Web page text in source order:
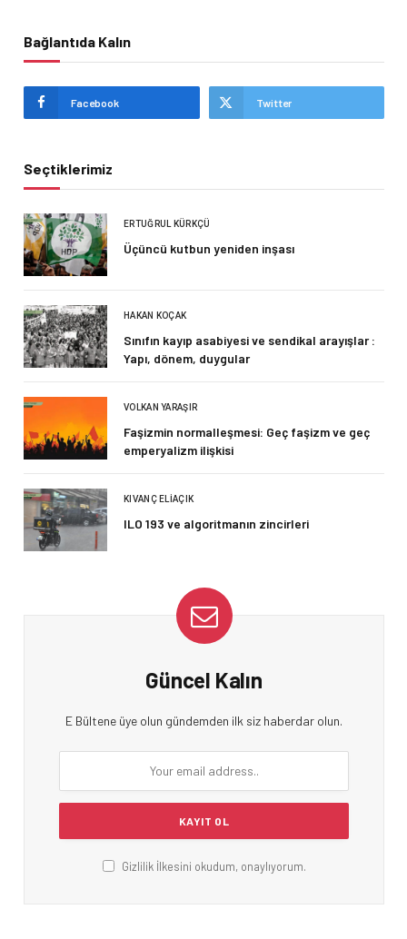
Bağlantıda Kalın
Facebook Twitter
Seçtiklerimiz
ERTUĞRUL KÜRKÇÜ
Üçüncü kutbun yeniden inşası
HAKAN KOÇAK
Sınıfın kayıp asabiyesi ve sendikal arayışlar :
Yapı, dönem, duygular
VOLKAN YARAŞIR
Faşizmin normalleşmesi: Geç faşizm ve geç
emperyalizm ilişkisi
KIVANÇ ELIAÇIK
ILO 193 ve algoritmanın zincirleri
Güncel Kalın
E Bültene üye olun gündemden ilk siz haberdar olun.
Gizlilik İlkesini okudum, onaylıyorum.